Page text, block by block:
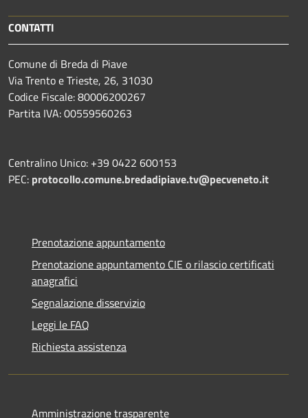
CONTATTI
Comune di Breda di Piave
Via Trento e Trieste, 26, 31030
Codice Fiscale: 80006200267
Partita IVA: 00559560263
Centralino Unico: +39 0422 600153
PEC: protocollo.comune.bredadipiave.tv@pecveneto.it
Prenotazione appuntamento
Prenotazione appuntamento CIE o rilascio certificati
anagrafici
Segnalazione disservizio
Leggi le FAQ
Richiesta assistenza
Amministrazione trasparente